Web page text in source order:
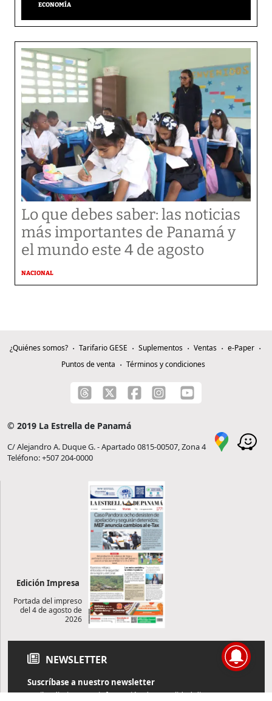
ECONOMÍA
Lo que debes saber: las noticias
más importantes de Panamá y
el mundo este 4 de agosto
NACIONAL
¿Quiénes somos? Tarifario GESE Suplementos Ventas
e-Paper
Puntos de venta
Términos y condiciones
© 2019 La Estrella de Panamá
C/ Alejandro A. Duque G. - Apartado 0815-00507, Zona 4
Teléfono: +507 204-0000
Edición Impresa
Portada del impreso
del 4 de agosto de
2026
NEWSLETTER
Suscríbase a nuestro newsletter
Reciba diariamente información de actualidad directamente en